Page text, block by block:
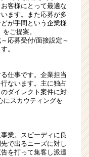
客様にとって最適な
ます。また応募が多
が手間という企業様
ご提案。
応募受付/面接設定～
。
仕事です。企業担当
ないます。主に独占
ダイレクト案件に対
にスカウティングを
業。スピーディに良
で出るニーズに対し
を打って集客し派遣